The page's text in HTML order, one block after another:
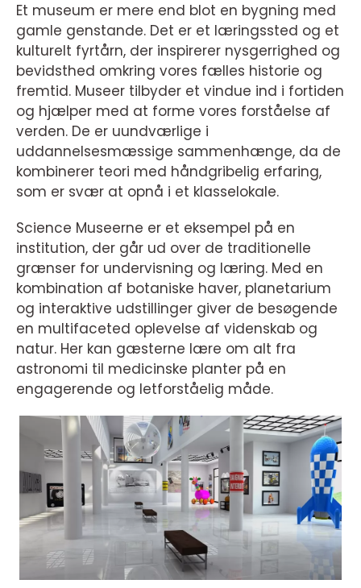
Et museum er mere end blot en bygning med
gamle genstande. Det er et læringssted og et
kulturelt fyrtårn, der inspirerer nysgerrighed og
bevidsthed omkring vores fælles historie og
fremtid. Museer tilbyder et vindue ind i fortiden
og hjælper med at forme vores forståelse af
verden. De er uundværlige i
uddannelsesmæssige sammenhænge, da de
kombinerer teori med håndgribelig erfaring,
som er svær at opnå i et klasselokale.
Science Museerne er et eksempel på en
institution, der går ud over de traditionelle
grænser for undervisning og læring. Med en
kombination af botaniske haver, planetarium
og interaktive udstillinger giver de besøgende
en multifaceted oplevelse af videnskab og
natur. Her kan gæsterne lære om alt fra
astronomi til medicinske planter på en
engagerende og letforståelig måde.